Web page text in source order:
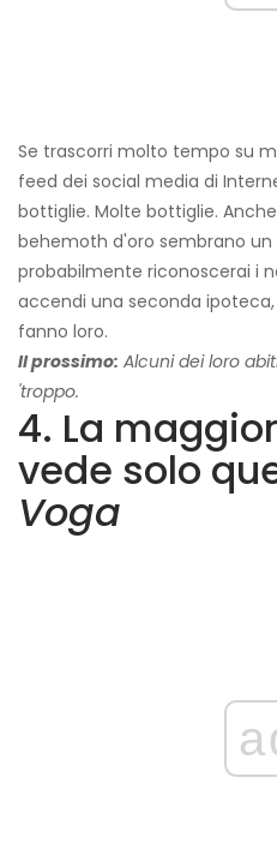
Se trascorri molto tempo su
feed dei social media di
bottiglie. Molte bottiglie.
behemoth d'oro sembrano
probabilmente riconoscerai i
accendi una seconda
fanno loro.
Il prossimo: Alcuni dei loro
'troppo.
4. La
vede solo
Voga